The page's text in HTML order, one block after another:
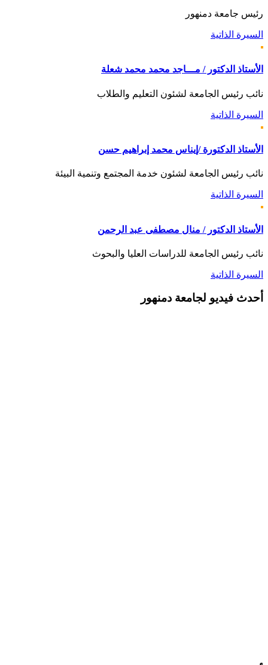
رئيس جامعة دمنهور
السيرة الذاتية
الأستاذ الدكتور / مـــاجد محمد محمد شعلة
نائب رئيس الجامعة لشئون التعليم والطلاب
السيرة الذاتية
الأستاذ الدكتورة /إيناس محمد إبراهيم حسن
نائب رئيس الجامعة لشئون خدمة المجتمع وتنمية البيئة
السيرة الذاتية
الأستاذ الدكتور / منال مصطفى عبد الرحمن
نائب رئيس الجامعة للدراسات العليا والبحوث
السيرة الذاتية
أحدث فيديو لجامعة دمنهور